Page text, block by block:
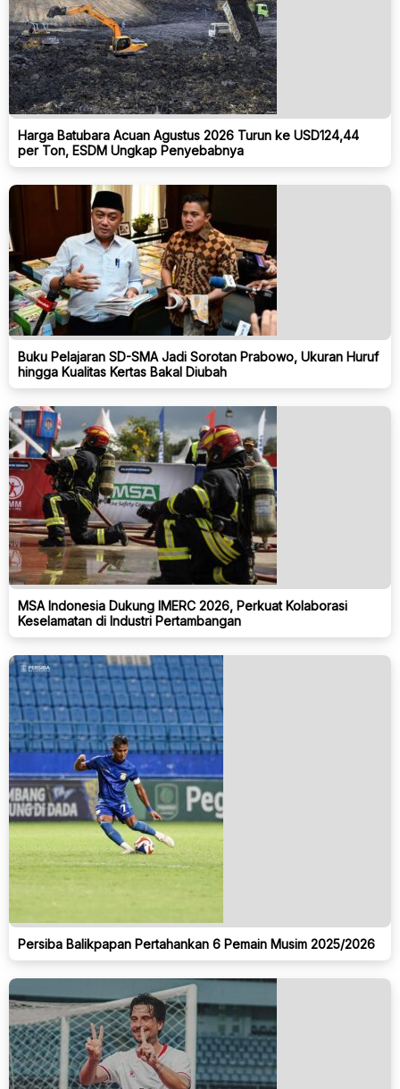
Harga Batubara Acuan Agustus 2026 Turun ke USD124,44
per Ton, ESDM Ungkap Penyebabnya
Buku Pelajaran SD-SMA Jadi Sorotan Prabowo, Ukuran Huruf
hingga Kualitas Kertas Bakal Diubah
MSA Indonesia Dukung IMERC 2026, Perkuat Kolaborasi
Keselamatan di Industri Pertambangan
Persiba Balikpapan Pertahankan 6 Pemain Musim 2025/2026